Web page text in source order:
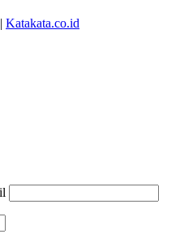
Katakata.co.id